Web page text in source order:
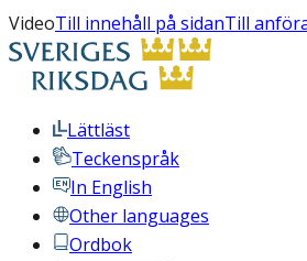
VideoTill innehåll på sidanTill
Lättläst
Teckenspråk
In English
Other languages
Ordbok